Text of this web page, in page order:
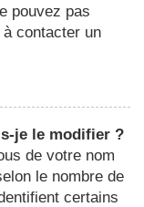
pouvez pas
contacter un
je le modifier ?
de votre nom
le nombre de
certains